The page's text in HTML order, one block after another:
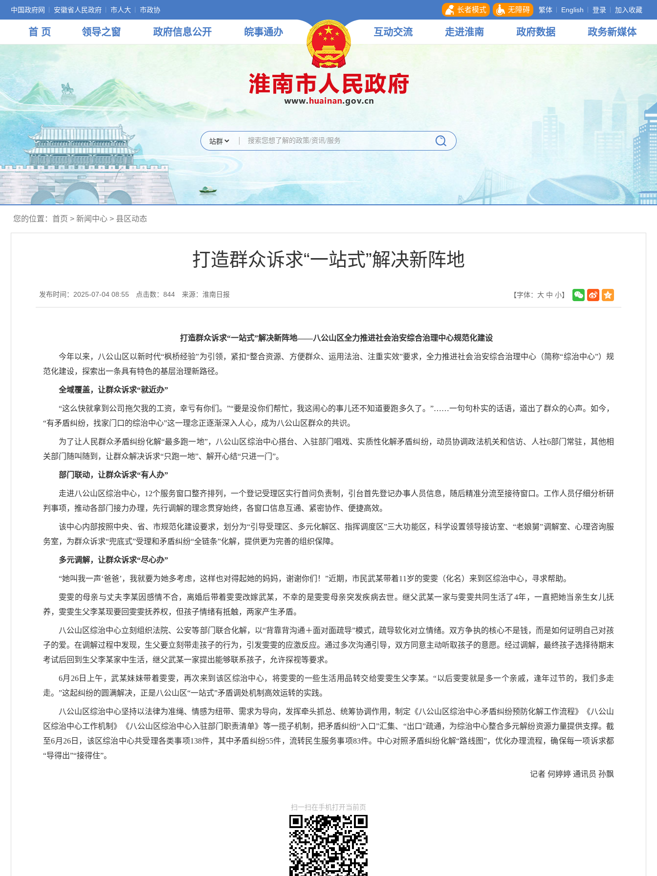
中国政府网 安徽省人民政府 市人大 市政协 长者模式 无障碍 繁体 English 登录 加入收藏
首 页 领导之窗 政府信息公开 皖事通办 互动交流 走进淮南 政府数据 政务新媒体
您的位置： 首页 > 新闻中心 > 县区动态
打造群众诉求“一站式”解决新阵地
发布时间：2025-07-04 08:55 点击数： 844 来源：淮南日报 【字体： 大 中 小】
打造群众诉求“一站式”解决新阵地——八公山区全力推进社会治安综合治理中心规范化建设
今年以来，八公山区以新时代“枫桥经验”为引领，紧扣“整合资源、方便群众、运用法治、注重实效”要求，全力推进社会治安综合治理中心（简称“综治中心”）规
范化建设，探索出一条具有特色的基层治理新路径。
全域覆盖，让群众诉求“就近办”
“这么快就拿到公司拖欠我的工资，幸亏有你们。”“要是没你们帮忙，我这闹心的事儿还不知道要跑多久了。”……一句句朴实的话语，道出了群众的心声。如今，
“有矛盾纠纷，找家门口的综治中心”这一理念正逐渐深入人心，成为八公山区群众的共识。
为了让人民群众矛盾纠纷化解“最多跑一地”，八公山区综治中心搭台、入驻部门唱戏、实质性化解矛盾纠纷，动员协调政法机关和信访、人社6部门常驻，其他相
关部门随叫随到，让群众解决诉求“只跑一地”、解开心结“只进一门”。
部门联动，让群众诉求“有人办”
走进八公山区综治中心，12个服务窗口整齐排列，一个登记受理区实行首问负责制，引台首先登记办事人员信息，随后精准分流至接待窗口。工作人员仔细分析研
判事项，推动各部门接力办理，先行调解的理念贯穿始终，各窗口信息互通、紧密协作、便捷高效。
该中心内部按照中央、省、市规范化建设要求，划分为“引导受理区、多元化解区、指挥调度区”三大功能区，科学设置领导接访室、“老娘舅”调解室、心理咨询服
务室，为群众诉求“兜底式”受理和矛盾纠纷“全链条”化解，提供更为完善的组织保障。
多元调解，让群众诉求“尽心办”
“她叫我一声‘爸爸’，我就要为她多考虑，这样也对得起她的妈妈，谢谢你们！”近期，市民武某带着11岁的雯雯（化名）来到区综治中心，寻求帮助。
雯雯的母亲与丈夫李某因感情不合，离婚后带着雯雯改嫁武某，不幸的是雯雯母亲突发疾病去世。继父武某一家与雯雯共同生活了4年，一直把她当亲生女儿抚
养，雯雯生父李某现要回雯雯抚养权，但孩子情绪有抵触，两家产生矛盾。
八公山区综治中心立刻组织法院、公安等部门联合化解，以“背靠背沟通＋面对面疏导”模式，疏导软化对立情绪。双方争执的核心不是钱，而是如何证明自己对孩
子的爱。在调解过程中发现，生父要立刻带走孩子的行为，引发雯雯的应激反应。通过多次沟通引导，双方同意主动听取孩子的意愿。经过调解，最终孩子选择待期末
考试后回到生父李某家中生活，继父武某一家提出能够联系孩子，允许探视等要求。
6月26日上午，武某妹妹带着雯雯，再次来到该区综治中心，将雯雯的一些生活用品转交给雯雯生父李某。“以后雯雯就是多一个亲戚，逢年过节的，我们多走
走。”这起纠纷的圆满解决，正是八公山区“一站式”矛盾调处机制高效运转的实践。
八公山区综治中心坚持以法律为准绳、情感为纽带、需求为导向，发挥牵头抓总、统筹协调作用，制定《八公山区综治中心矛盾纠纷预防化解工作流程》《八公山
区综治中心工作机制》《八公山区综治中心入驻部门职责清单》等一揽子机制，把矛盾纠纷“入口”汇集、“出口”疏通，为综治中心整合多元解纷资源力量提供支撑。截
至6月26日，该区综治中心共受理各类事项138件，其中矛盾纠纷55件，流转民生服务事项83件。中心对照矛盾纠纷化解“路线图”，优化办理流程，确保每一项诉求都
“导得出”“接得住”。
记者 何婷婷 通讯员 孙飘
扫一扫在手机打开当前页